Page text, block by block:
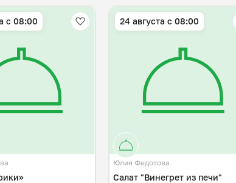
с 08:00 24 августа с 08:00
Юлия Федотова
Салат "Винегрет из печи"